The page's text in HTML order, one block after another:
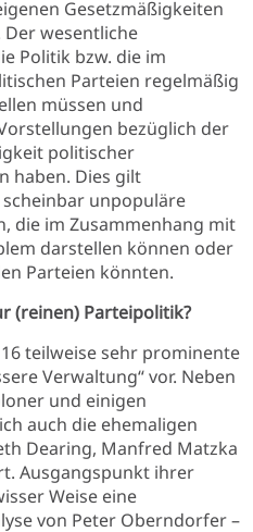
Gesetzmäßigkeiten
wesentliche
Politik bzw. die im
Parteien regelmäßig
müssen und
bezüglich der
politischer
haben. Dies gilt
unpopuläre
die im Zusammenhang mit
darstellen können oder
Parteien könnten.
(reinen) Parteipolitik?
teilweise sehr prominente
Verwaltung“ vor. Neben
und einigen
auch die ehemaligen
Dearing, Manfred Matzka
Ausgangspunkt ihrer
Weise eine
von Peter Oberndorfer –